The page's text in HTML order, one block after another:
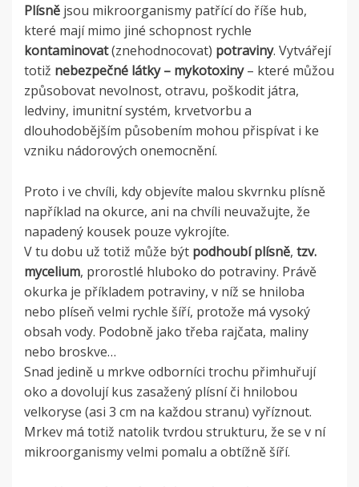
Plísně jsou mikroorganismy patřící do říše hub,
které mají mimo jiné schopnost rychle
kontaminovat(znehodnocovat) potraviny. Vytvářejí
totiž nebezpečné látky – mykotoxiny– které můžou
způsobovat nevolnost, otravu, poškodit játra,
ledviny, imunitní systém, krvetvorbu a
dlouhodobějším působením mohou přispívat i ke
vzniku nádorových onemocnění.
Proto i ve chvíli, kdy objevíte malou skvrnku plísně
například na okurce, ani na chvíli neuvažujte, že
napadený kousek pouze vykrojíte.
V tu dobu už totiž může být podhoubí plísně, tzv.
mycelium, prorostlé hluboko do potraviny. Právě
okurka je příkladem potraviny, v níž se hniloba
nebo plíseň velmi rychle šíří, protože má vysoký
obsah vody. Podobně jako třeba rajčata, maliny
nebo broskve…
Snad jedině u mrkve odborníci trochu přimhuřují
oko a dovolují kus zasažený plísní či hnilobou
velkoryse (asi 3 cm na každou stranu) vyříznout.
Mrkev má totiž natolik tvrdou strukturu, že se v ní
mikroorganismy velmi pomalu a obtížně šíří.